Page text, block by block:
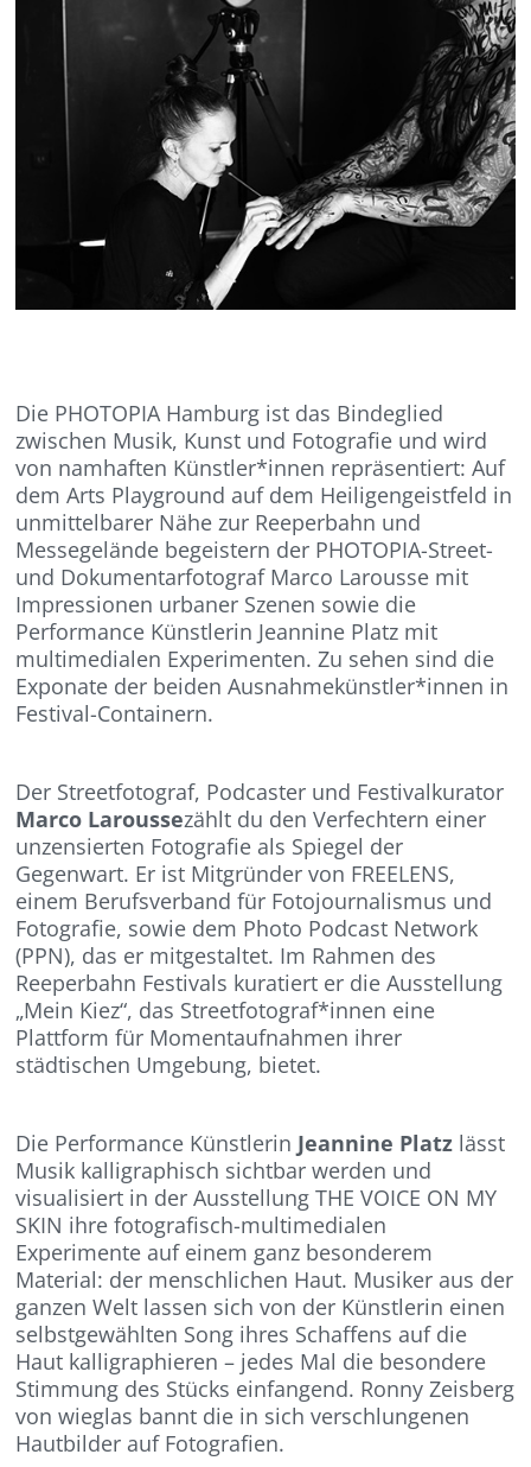
Die PHOTOPIA Hamburg ist das Bindeglied
zwischen Musik, Kunst und Fotografie und wird
von namhaften Künstler*innen repräsentiert: Auf
dem Arts Playground auf dem Heiligengeistfeld in
unmittelbarer Nähe zur Reeperbahn und
Messegelände begeistern der PHOTOPIA-Street-
und Dokumentarfotograf Marco Larousse mit
Impressionen urbaner Szenen sowie die
Performance Künstlerin Jeannine Platz mit
multimedialen Experimenten. Zu sehen sind die
Exponate der beiden Ausnahmekünstler*innen in
Festival-Containern.
Der Streetfotograf, Podcaster und Festivalkurator
Marco Laroussezählt du den Verfechtern einer
unzensierten Fotografie als Spiegel der
Gegenwart. Er ist Mitgründer von FREELENS,
einem Berufsverband für Fotojournalismus und
Fotografie, sowie dem Photo Podcast Network
(PPN), das er mitgestaltet. Im Rahmen des
Reeperbahn Festivals kuratiert er die Ausstellung
„Mein Kiez“, das Streetfotograf*innen eine
Plattform für Momentaufnahmen ihrer
städtischen Umgebung, bietet.
Die Performance Künstlerin Jeannine Platz lässt
Musik kalligraphisch sichtbar werden und
visualisiert in der Ausstellung THE VOICE ON MY
SKIN ihre fotografisch-multimedialen
Experimente auf einem ganz besonderem
Material: der menschlichen Haut. Musiker aus der
ganzen Welt lassen sich von der Künstlerin einen
selbstgewählten Song ihres Schaffens auf die
Haut kalligraphieren – jedes Mal die besondere
Stimmung des Stücks einfangend. Ronny Zeisberg
von wieglas bannt die in sich verschlungenen
Hautbilder auf Fotografien.